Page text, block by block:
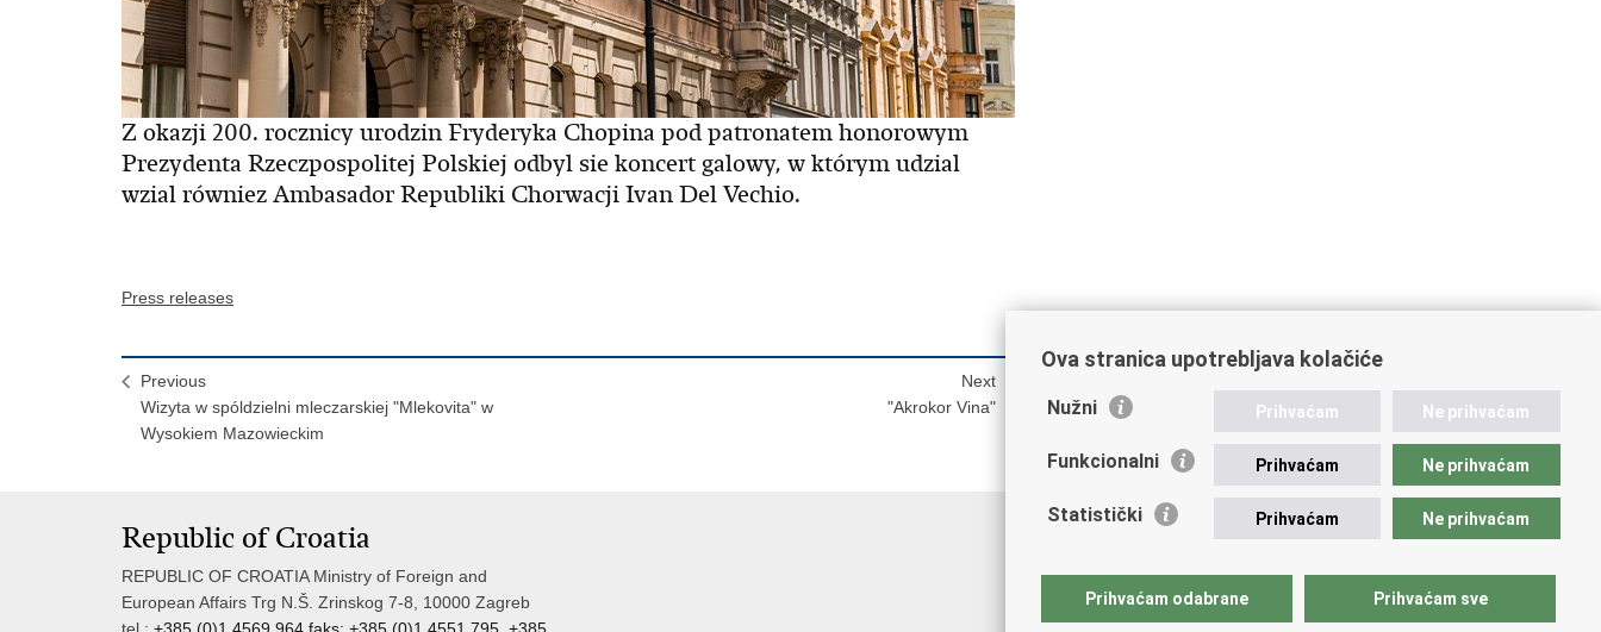
Z okazji 200. rocznicy urodzin Fryderyka Chopina pod patronatem honorowym
Prezydenta Rzeczpospolitej Polskiej odbyl sie koncert galowy, w którym udzial
wzial równiez Ambasador Republiki Chorwacji Ivan Del Vechio.
Press releases
Previous
Wizyta w spóldzielni mleczarskiej "Mlekovita" w
Wysokiem Mazowieckim
Next
"Akrokor Vina"
Republic of Croatia
REPUBLIC OF CROATIA Ministry of Foreign and
European Affairs Trg N.Š. Zrinskog 7-8, 10000 Zagreb
Ova stranica upotrebljava kolačiće
Nužni Prihvaćam Ne prihvaćam
Funkcionalni Prihvaćam Ne prihvaćam
Statistički Prihvaćam Ne prihvaćam
Prihvaćam odabrane Prihvaćam sve